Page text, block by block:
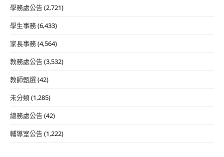
學務處公告(2,721)
學生事務(6,433)
家長事務(4,564)
教務處公告(3,532)
教師甄選(42)
未分類(1,285)
總務處公告(42)
輔導室公告(1,222)